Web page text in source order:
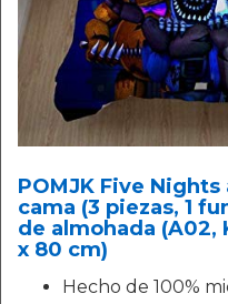
POMJK Five
cama (3 piezas, 1
de almohada (A02,
x 80 cm)
Hecho de 100%